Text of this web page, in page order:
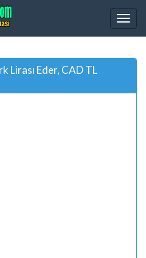
Lirası Eder, CAD TL